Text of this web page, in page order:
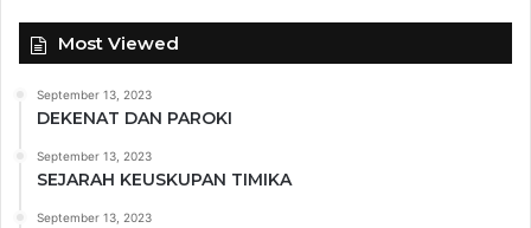
Most Viewed
September 13, 2023
DEKENAT DAN PAROKI
September 13, 2023
SEJARAH KEUSKUPAN TIMIKA
September 13, 2023